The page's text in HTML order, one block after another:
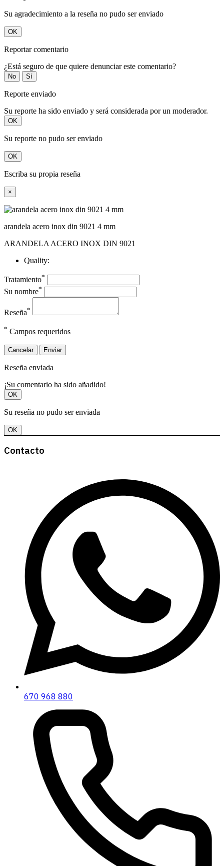
Su agradecimiento a la reseña no pudo ser enviado
OK
Reportar comentario
¿Está seguro de que quiere denunciar este comentario?
No Sí
Reporte enviado
Su reporte ha sido enviado y será considerada por un moderador.
OK
Su reporte no pudo ser enviado
OK
Escriba su propia reseña
×
arandela acero inox din 9021 4 mm
ARANDELA ACERO INOX DIN 9021
Quality:
Tratamiento*
Su nombre*
Reseña*
* Campos requeridos
Cancelar Enviar
Reseña enviada
¡Su comentario ha sido añadido!
OK
Su reseña no pudo ser enviada
OK
Contacto
670 968 880